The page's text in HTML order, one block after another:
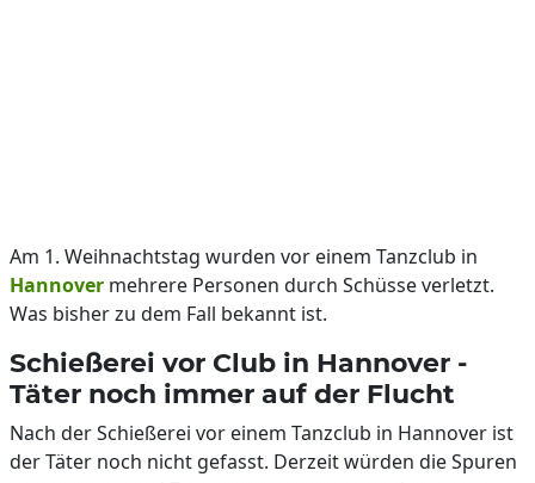
Am 1. Weihnachtstag wurden vor einem Tanzclub in
Hannover mehrere Personen durch Schüsse verletzt.
Was bisher zu dem Fall bekannt ist.
Schießerei vor Club in Hannover -
Täter noch immer auf der Flucht
Nach der Schießerei vor einem Tanzclub in Hannover ist
der Täter noch nicht gefasst. Derzeit würden die Spuren